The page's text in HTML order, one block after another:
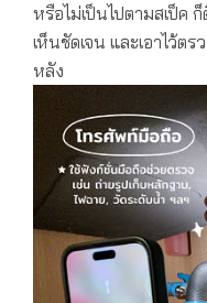
หรือไม่เป็นไปตามสเป็ค
เห็นชัดเจน และเอาไว้ต
หลัง